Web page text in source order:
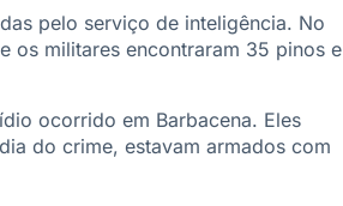
pelo serviço de inteligência. No
os militares encontraram 35 pinos e
ocorrido em Barbacena. Eles
do crime, estavam armados com